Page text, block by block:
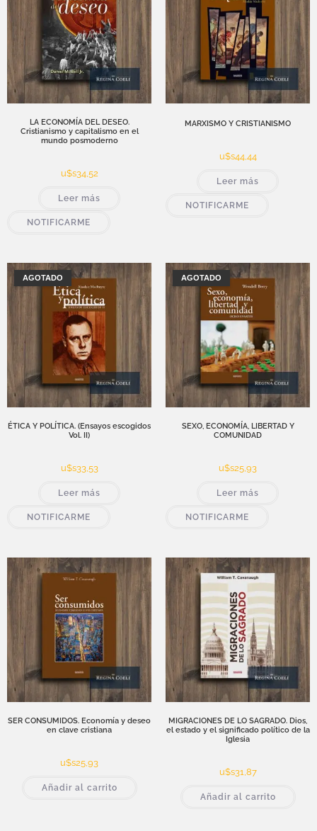
LA ECONOMÍA DEL DESEO.
Cristianismo y capitalismo en el
mundo posmoderno
u$s34,52
Leer más
NOTIFICARME
MARXISMO Y CRISTIANISMO
u$s44,44
Leer más
NOTIFICARME
AGOTADO
ÉTICA Y POLÍTICA. (Ensayos escogidos
Vol. II)
u$s33,53
Leer más
NOTIFICARME
AGOTADO
SEXO, ECONOMÍA, LIBERTAD Y
COMUNIDAD
u$s25,93
Leer más
NOTIFICARME
SER CONSUMIDOS. Economía y deseo
en clave cristiana
u$s25,93
Añadir al carrito
MIGRACIONES DE LO SAGRADO. Dios,
el estado y el significado político de la
Iglesia
u$s31,87
Añadir al carrito